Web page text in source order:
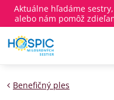
Aktuálne hľadáme
alebo nám pomôž
Benefičný ples